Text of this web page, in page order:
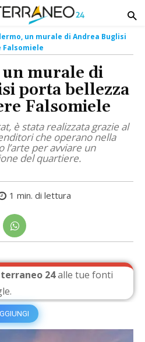
un murale di Andrea Buglisi
murale di
porta bellezza
Falsomiele
è stata realizzata grazie al
che operano nella
l’arte per avviare un
del quartiere.
1 min. di lettura
24alle tue fonti